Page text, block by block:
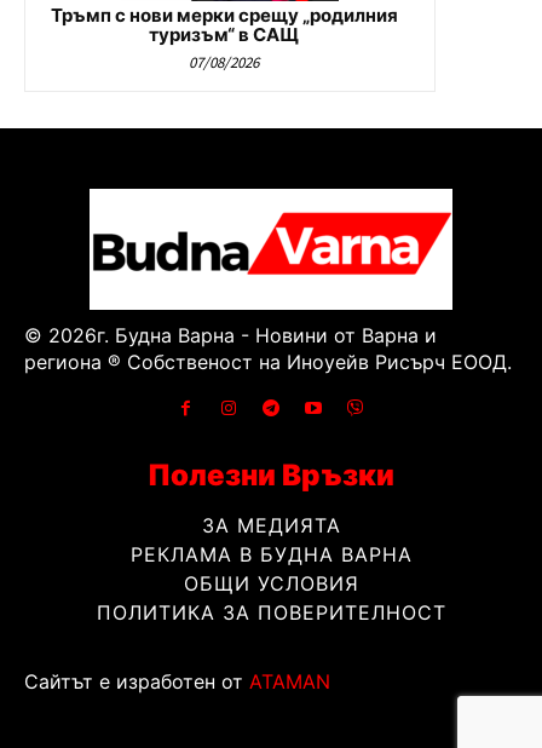
Тръмп с нови мерки срещу „родилния
туризъм“ в САЩ
07/08/2026
© 2026г. Будна Варна - Новини от Варна и
региона ® Собственост на Иноуейв Рисърч ЕООД.
Полезни Връзки
ЗА МЕДИЯТА
РЕКЛАМА В БУДНА ВАРНА
ОБЩИ УСЛОВИЯ
ПОЛИТИКА ЗА ПОВЕРИТЕЛНОСТ
Сайтът е изработен от ATAMAN